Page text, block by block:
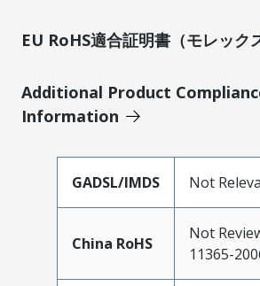
EU RoHS適合証明書（モレック
Additional Product
Information
GADSL/IMDS Not
China RoHS
Not
11365-